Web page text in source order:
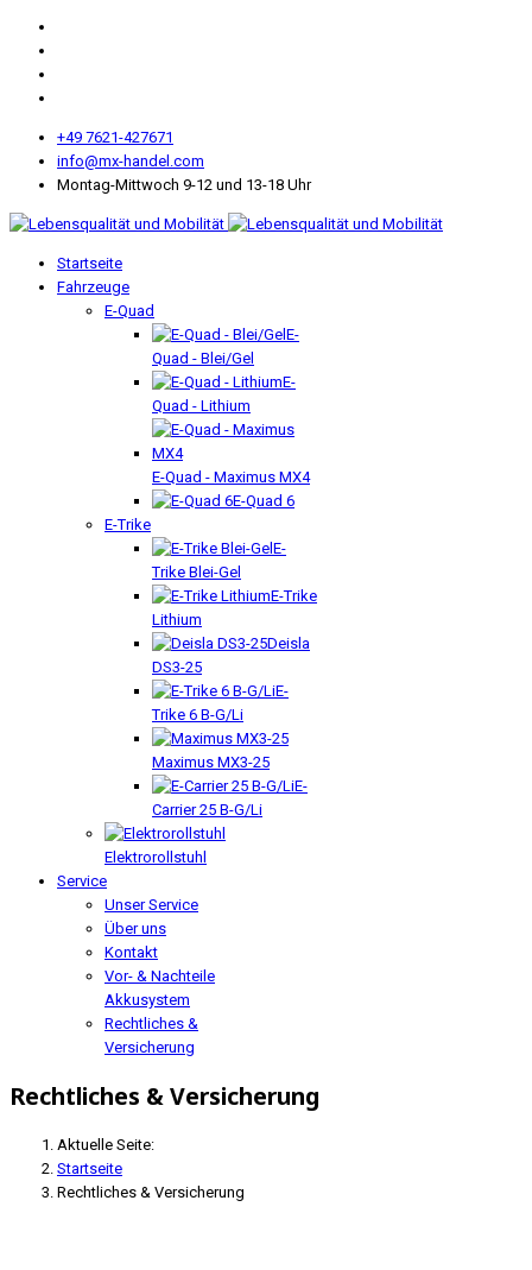
+49 7621-427671
info@mx-handel.com
Montag-Mittwoch 9-12 und 13-18 Uhr
Startseite
Fahrzeuge
E-Quad
E-
Quad - Blei/Gel
E-
Quad - Lithium
E-Quad - Maximus MX4
E-Quad 6
E-Trike
E-
Trike Blei-Gel
E-Trike
Lithium
Deisla
DS3-25
E-
Trike 6 B-G/Li
Maximus MX3-25
E-
Carrier 25 B-G/Li
Elektrorollstuhl
Service
Unser Service
Über uns
Kontakt
Vor- & Nachteile
Akkusystem
Rechtliches &
Versicherung
Rechtliches & Versicherung
Aktuelle Seite:
Startseite
Rechtliches & Versicherung